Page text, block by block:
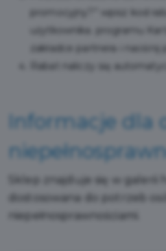
promocyjny?” wpisz kod
użytkownika. programu
zakładce partnera i naciśnij
Rabat naliczy się
Informacje dla
Sklep znajduje się w galerii
dostosowana do potrzeb
niepełnosprawnościami.